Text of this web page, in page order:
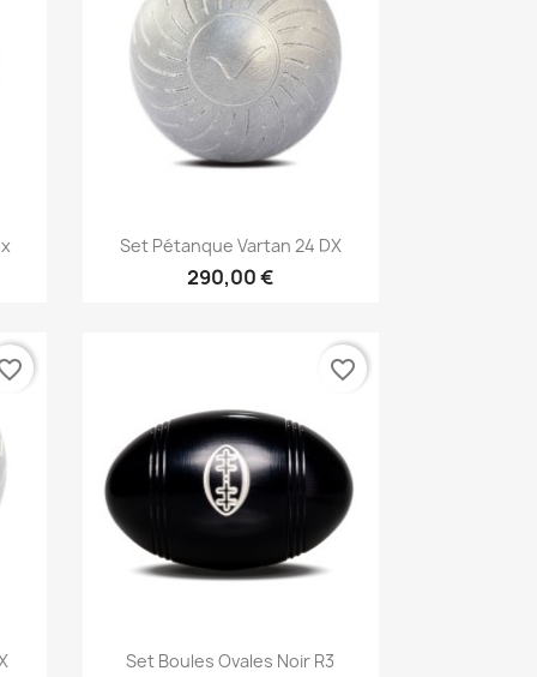
Aperçu rapide
Set Pétanque Vartan 24 DX
290,00 €
Aperçu rapide
Set Boules Ovales Noir R3
favorite_border